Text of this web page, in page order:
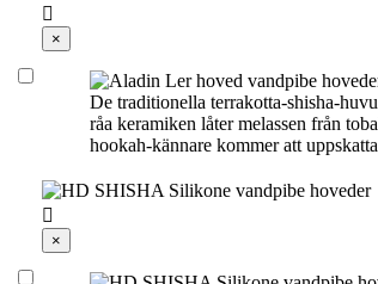

×
De traditionella terrakotta-shisha-
råa keramiken låter melassen från
hookah-kännare kommer att

×